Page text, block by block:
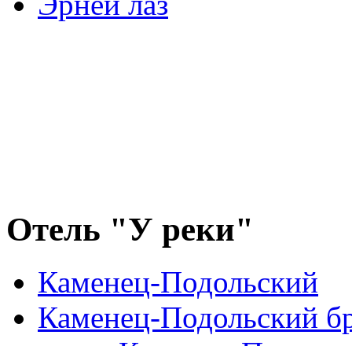
Отель "У реки"
Каменец-Подольский
Каменец-Подольский